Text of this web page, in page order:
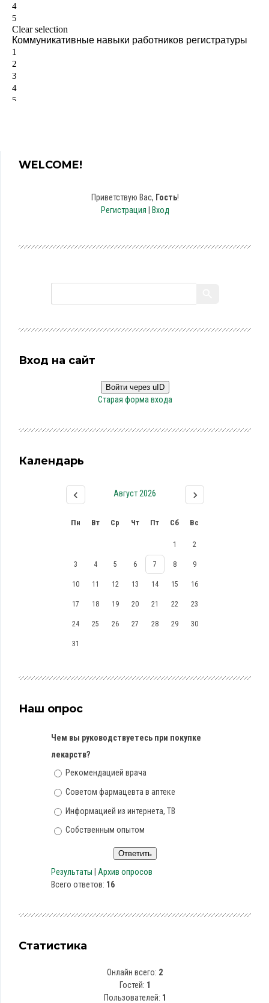
WELCOME!
Приветствую Вас, Гость!
Регистрация
Вход
Вход на сайт
Войти через uID
Старая форма входа
Календарь
Август 2026
Пн Вт Ср Чт Пт Сб Вс
1 2
3 4 5 6 7 8 9
10 11 12 13 14 15 16
17 18 19 20 21 22 23
24 25 26 27 28 29 30
31
Наш опрос
Чем вы руководствуетесь при покупке
лекарств?
Рекомендацией врача
Советом фармацевта в аптеке
Информацией из интернета, ТВ
Собственным опытом
Результаты
Архив опросов
Всего ответов: 16
Статистика
Онлайн всего: 2
Гостей: 1
Пользователей: 1